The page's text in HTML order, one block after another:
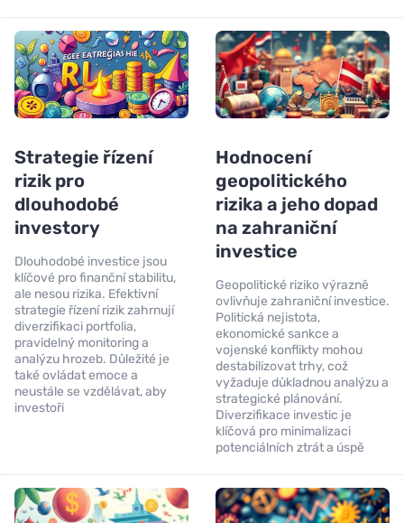
Strategie řízení
rizik pro
dlouhodobé
investory
Dlouhodobé investice jsou
klíčové pro finanční stabilitu,
ale nesou rizika. Efektivní
strategie řízení rizik zahrnují
diverzifikaci portfolia,
pravidelný monitoring a
analýzu hrozeb. Důležité je
také ovládat emoce a
neustále se vzdělávat, aby
investoři
Hodnocení
geopolitického
rizika a jeho dopad
na zahraniční
investice
Geopolitické riziko výrazně
ovlivňuje zahraniční investice.
Politická nejistota,
ekonomické sankce a
vojenské konflikty mohou
destabilizovat trhy, což
vyžaduje důkladnou analýzu a
strategické plánování.
Diverzifikace investic je
klíčová pro minimalizaci
potenciálních ztrát a úspě